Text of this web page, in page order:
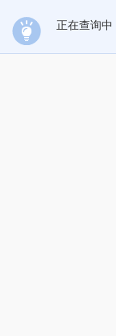
正在查询中